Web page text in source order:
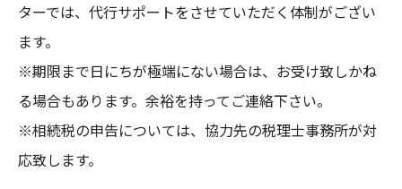
ターでは、代行サポートをさせていただく体制がござい
ます。
※期限まで日にちが極端にない場合は、お受け致しかね
る場合もあります。余裕を持ってご連絡下さい。
※相続税の申告については、協力先の税理士事務所が対
応致します。
お問い合わせはこちら